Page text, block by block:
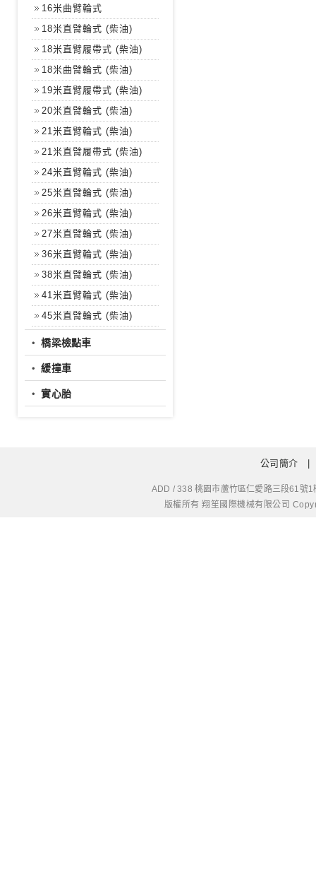
16米曲臂輪式
18米直臂輪式 (柴油)
18米直臂履帶式 (柴油)
18米曲臂輪式 (柴油)
19米直臂履帶式 (柴油)
20米直臂輪式 (柴油)
21米直臂輪式 (柴油)
21米直臂履帶式 (柴油)
24米直臂輪式 (柴油)
25米直臂輪式 (柴油)
26米直臂輪式 (柴油)
27米直臂輪式 (柴油)
36米直臂輪式 (柴油)
38米直臂輪式 (柴油)
41米直臂輪式 (柴油)
45米直臂輪式 (柴油)
‧橋梁檢點車
‧緩撞車
‧實心胎
公司簡介
ADD / 338 桃園市蘆竹區仁愛路三
版權所有 翔笙國際機械有限公司